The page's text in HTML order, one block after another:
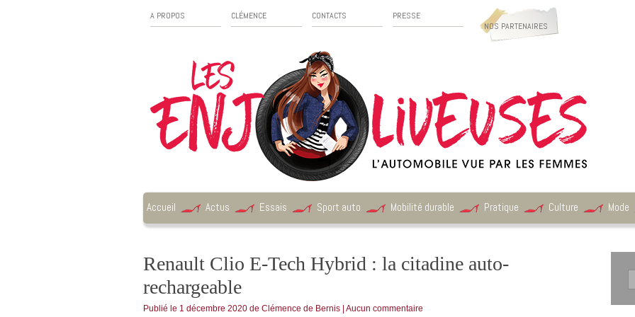
A PROPOS CLÉMENCE CONTACTS
PRESSE
NOS PARTENAIRES
Accueil Actus Essais Sport auto Mobilité durable Pratique Culture Mode
Renault Clio E-Tech Hybrid : la citadine auto-
rechargeable
Publié le 1 décembre 2020 de Clémence de Bernis Aucun commentaire